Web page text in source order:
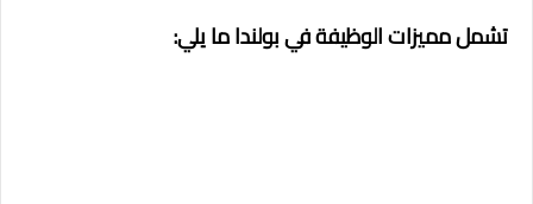
تشمل مميزات الوظيفة في بولندا ما يلي: